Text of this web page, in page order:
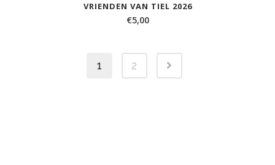
VRIENDEN VAN TIEL 2026
€5,00
1 2